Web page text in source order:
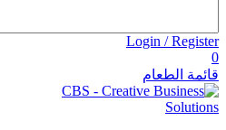
Login / Register
0
قائمة الطعام